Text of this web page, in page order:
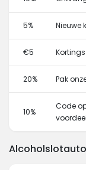
5% Nieuwe
€5
20% Pak
10%
Code
voordeel